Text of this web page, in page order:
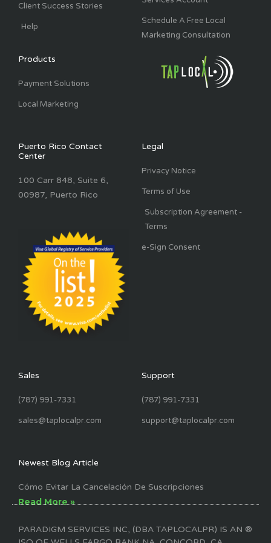
Products
Payment Solutions
Local Marketing
Schedule A Free Local
Marketing Consultation
Client Success Stories
Help
Puerto Rico Contact
Center
100 Carr 848, Suite 6,
00987, Puerto Rico
Legal
Privacy Notice
Terms of Use
Subscription Agreement -
Terms
e-Sign Consent
Sales
(787) 991-7331
sales@taplocalpr.com
Support
(787) 991-7331
support@taplocalpr.com
Newest Blog Article
Cómo Evitar La Cancelación De Suscripciones
Read More »
PARADIGM SERVICES INC, (DBA TAPLOCALPR) IS AN ®